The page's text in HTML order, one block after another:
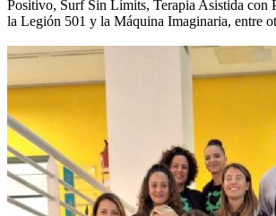
Positivo, Surf Sin Límits, Terapia Asistida con
la Legión 501 y la Máquina Imaginaria, entre